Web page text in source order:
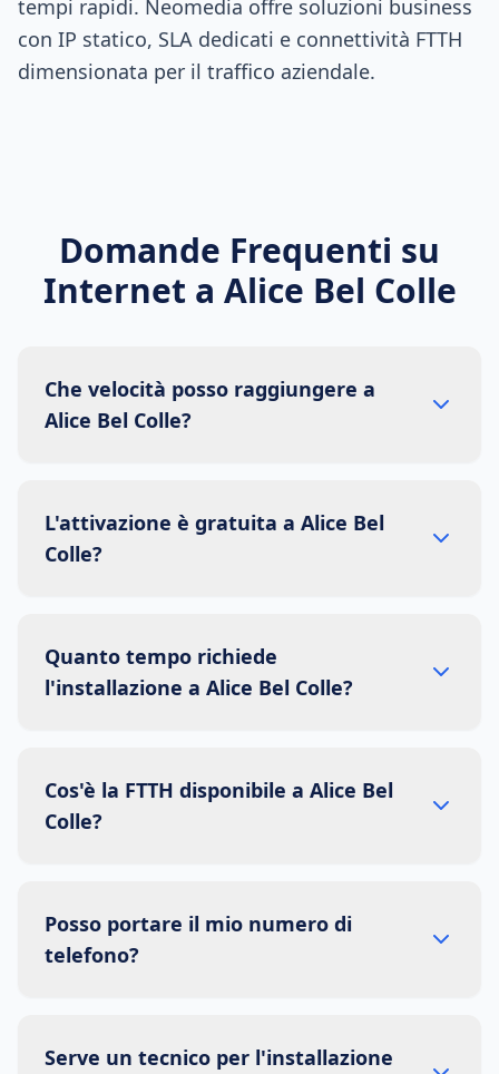
tempi rapidi. Neomedia offre soluzioni business
con IP statico, SLA dedicati e connettività FTTH
dimensionata per il traffico aziendale.
Domande Frequenti su
Internet a Alice Bel Colle
Che velocità posso raggiungere a
Alice Bel Colle?
L'attivazione è gratuita a Alice Bel
Colle?
Quanto tempo richiede
l'installazione a Alice Bel Colle?
Cos'è la FTTH disponibile a Alice Bel
Colle?
Posso portare il mio numero di
telefono?
Serve un tecnico per l'installazione